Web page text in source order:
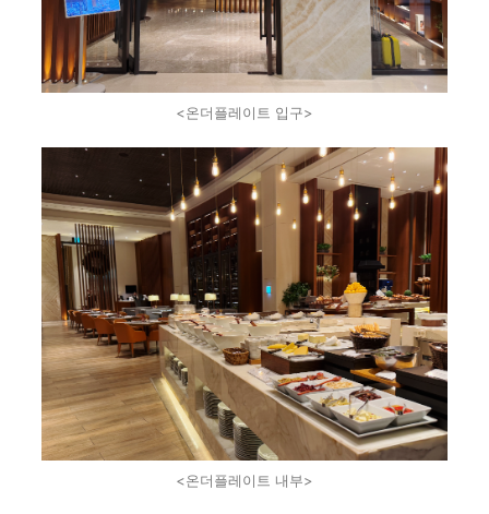
<온더플레이트 입구>
<온더플레이트 내부>